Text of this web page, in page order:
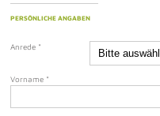
PERSÖNLICHE ANGABEN
Anrede *
Vorname *